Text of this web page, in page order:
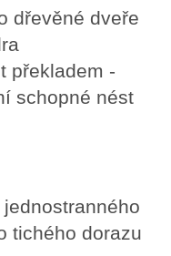
dřevěné dveře
překladem -
schopné nést
tichého dorazu